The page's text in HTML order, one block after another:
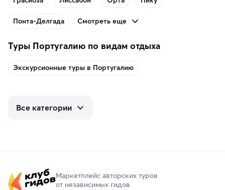
Понта-Делгада Смотреть еще
Туры Португалию по видам отдыха
Экскурсионные туры в Португалию
Все категории
Маркетплейс авторских туров
от независимых гидов